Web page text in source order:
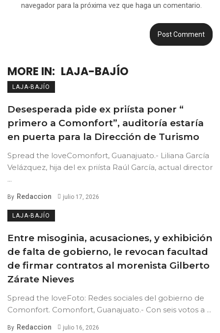
navegador para la próxima vez que haga un comentario.
MORE IN: LAJA-BAJÍO
LAJA-BAJÍO
Desesperada pide ex priísta poner “
primero a Comonfort”, auditoría estaría
en puerta para la Dirección de Turismo
Spread the loveComonfort, Guanajuato.- Liliana García
Velázquez, hija del ex priísta Raúl García, actual director
...
By Redaccion julio 17, 2026
LAJA-BAJÍO
Entre misoginia, acusaciones, y exhibición
de falta de gobierno, le revocan facultad
de firmar contratos al morenista Gilberto
Zárate Nieves
Spread the loveFoto: Redes sociales del gobierno de
Comonfort. Comonfort, Guanajuato.- Con seis votos a ...
By Redaccion julio 16, 2026